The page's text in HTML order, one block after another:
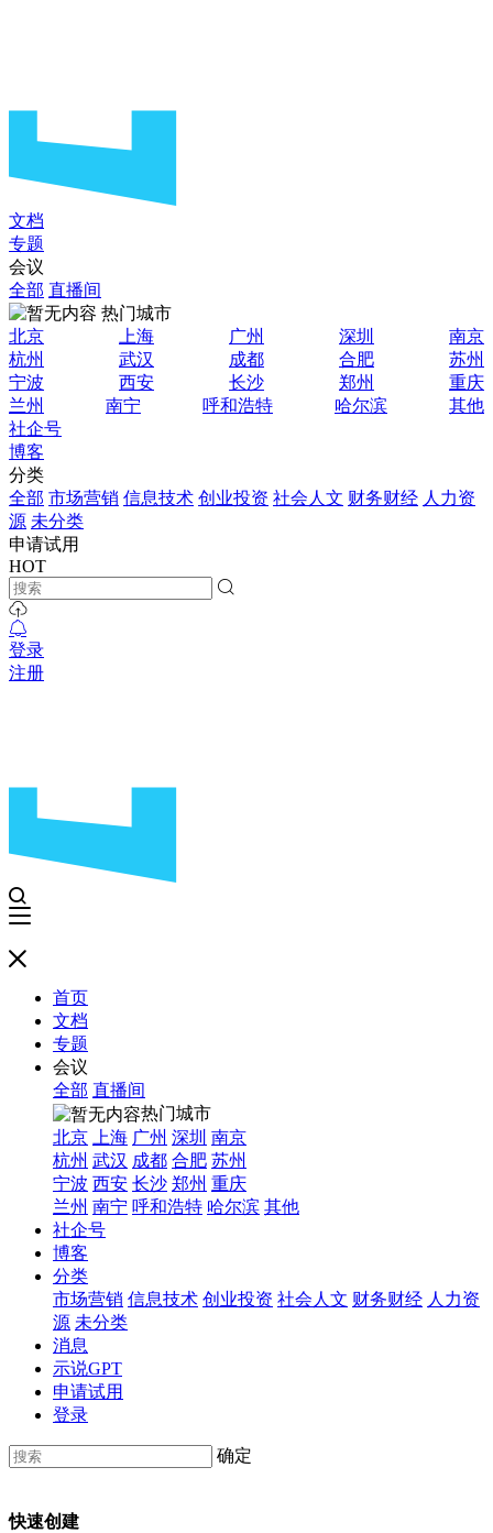
文档
专题
会议
全部 直播间
热门城市
北京
上海 广州 深圳
南京
杭州
武汉 成都 合肥
苏州
宁波
西安 长沙 郑州
重庆
兰州
南宁 呼和浩特 哈尔滨
其他
社企号
博客
分类
全部 市场营销 信息技术 创业投资 社会人文 财务财经 人力资
源 未分类
申请试用
HOT
登录
注册
首页
文档
专题
会议
全部 直播间
热门城市
北京
上海 广州 深圳 南京
杭州 武汉 成都 合肥 苏州
宁波 西安 长沙 郑州 重庆
兰州 南宁 呼和浩特 哈尔滨 其他
社企号
博客
分类
市场营销 信息技术 创业投资 社会人文 财务财经 人力资
源 未分类
消息
示说GPT
申请试用
登录
确定
快速创建